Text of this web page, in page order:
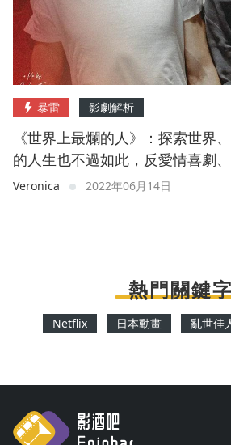
新片情報
暴雷 影劇解析
《世界上最爛的人》：探索世界
的人生也不過如此，反愛情喜劇
Veronica 2022年06月14日
熱門關鍵
Netflix 日本動畫 亂世佳